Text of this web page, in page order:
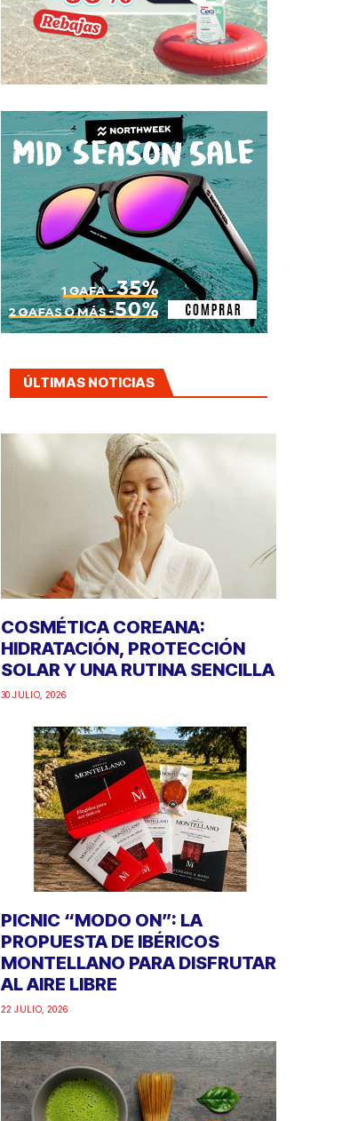
ÚLTIMAS NOTICIAS
COSMÉTICA COREANA:
HIDRATACIÓN, PROTECCIÓN
SOLAR Y UNA RUTINA SENCILLA
30 JULIO, 2026
PICNIC “MODO ON”: LA
PROPUESTA DE IBÉRICOS
MONTELLANO PARA DISFRUTAR
AL AIRE LIBRE
22 JULIO, 2026